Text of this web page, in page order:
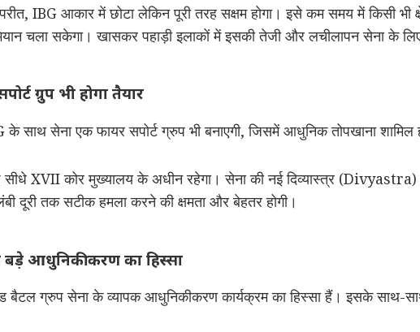
IBG आकार में छोटा लेकिन पूरी तरह सक्षम होगा। इसे कम समय में किसी
चला सकेगा। खासकर पहाड़ी इलाकों में इसकी तेजी और लचीलापन सेना के लिए
ग्रुप भी होगा तैयार
के साथ सेना एक फायर सपोर्ट ग्रुप भी बनाएगी, जिसमें आधुनिक तोपखाना शामिल
XVII कोर मुख्यालय के अधीन रहेगा। सेना की नई दिव्यास्त्र (Divyastra)
दूरी तक सटीक हमला करने की क्षमता और बेहतर होगी।
आधुनिकीकरण का हिस्सा
बैटल ग्रुप सेना के व्यापक आधुनिकीकरण कार्यक्रम का हिस्सा हैं। इसके साथ-